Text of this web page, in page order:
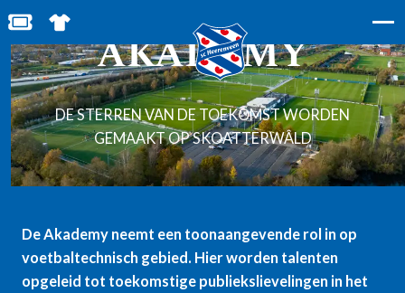
BESTEL JOUW TICKETS
SHOP IN DE FEANSTORE
AKADEMY
DE STERREN VAN DE TOEKOMST WORDEN
GEMAAKT OP SKOATTERWÂLD
De Akademy neemt een toonaangevende rol in op
voetbaltechnisch gebied. Hier worden talenten
opgeleid tot toekomstige publiekslievelingen in het